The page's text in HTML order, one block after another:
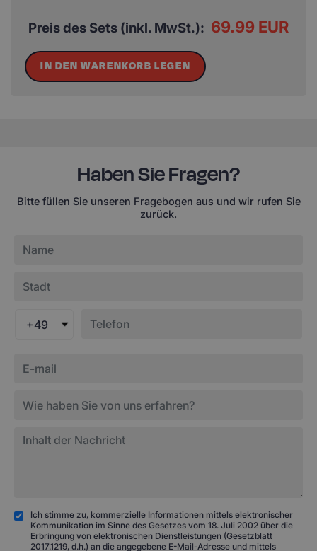
Preis des Sets (inkl. MwSt.): 69.99 EUR
IN DEN WARENKORB LEGEN
Haben Sie Fragen?
Bitte füllen Sie unseren Fragebogen aus und wir rufen Sie
zurück.
+49
Ich stimme zu, kommerzielle Informationen mittels elektronischer
Kommunikation im Sinne des Gesetzes vom 18. Juli 2002 über die
Erbringung von elektronischen Dienstleistungen (Gesetzblatt
2017.1219, d.h.) an die angegebene E-Mail-Adresse und mittels